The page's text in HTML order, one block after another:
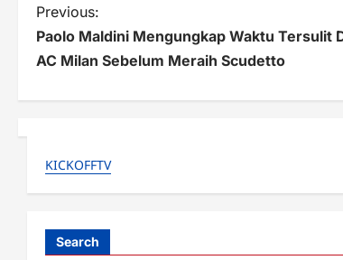
P
o
a
Previous:
Paolo Maldini Mengungkap Waktu Tersulit
AC Milan Sebelum Meraih Scudetto
KICKOFFTV
Search